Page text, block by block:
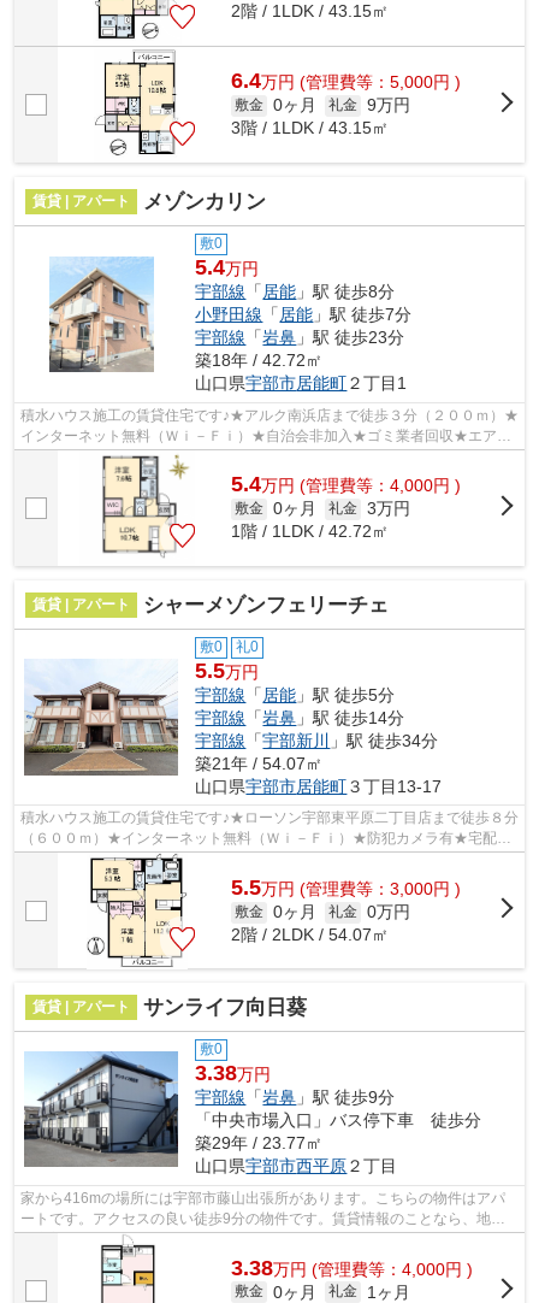
2階 / 1LDK / 43.15㎡
6.4万円 (管理費等：5,000円 )
敷金 0ヶ月 礼金 9万円
3階 / 1LDK / 43.15㎡
賃貸 | アパート メゾンカリン
敷0
5.4万円
宇部線 「 居能 」駅 徒歩8分
小野田線 「 居能 」駅 徒歩7分
宇部線 「岩鼻 」駅 徒歩23分
築18年 / 42.72㎡
山口県宇部市居能町２丁目1
積水ハウス施工の賃貸住宅です♪★アルク南浜店まで徒歩３分（２００ｍ）★
インターネット無料（Ｗｉ－Ｆｉ）★自治会非加入★ゴミ業者回収★エアコ
ン★対面キッチン★給湯器（追炊き機能付）★...
5.4万円 (管理費等：4,000円 )
敷金 0ヶ月 礼金 3万円
1階 / 1LDK / 42.72㎡
賃貸 | アパート シャーメゾンフェリーチェ
敷0 礼0
5.5万円
宇部線 「居能 」駅 徒歩5分
宇部線 「岩鼻 」駅 徒歩14分
宇部線 「宇部新川 」駅 徒歩34分
築21年 / 54.07㎡
山口県宇部市居能町３丁目13-17
積水ハウス施工の賃貸住宅です♪★ローソン宇部東平原二丁目店まで徒歩８分
（６００ｍ）★インターネット無料（Ｗｉ－Ｆｉ）★防犯カメラ有★宅配Ｂ
ＯＸ有★エアコン★対面キッチン★給湯器（...
5.5万円 (管理費等：3,000円 )
敷金 0ヶ月 礼金 0万円
2階 / 2LDK / 54.07㎡
賃貸 | アパート サンライフ向日葵
敷0
3.38万円
宇部線 「岩鼻 」駅 徒歩9分
「中央市場入口」バス停下車 徒歩分
築29年 / 23.77㎡
山口県宇部市西平原２丁目
家から416mの場所には宇部市藤山出張所があります。こちらの物件はアパ
ートです。アクセスの良い徒歩9分の物件です。賃貸情報のことなら、地域
に密着した当社の物件情報をご覧下さい。...
3.38万円 (管理費等：4,000円 )
敷金 0ヶ月 礼金
1ヶ月